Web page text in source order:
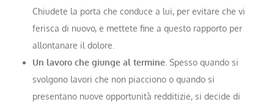
Chiudete la porta che conduce a lui, per evitare che vi
ferisca di nuovo, e mettete fine a questo rapporto per
allontanare il dolore.
Un lavoro che giunge al termine . Spesso quando si
svolgono lavori che non piacciono o quando si
presentano nuove opportunità redditizie, si decide di